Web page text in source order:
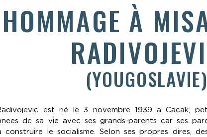
HOMMAGE À
(YOUGOSLAVIE)
est né le 3 novembre 1939 a Cacak,
de sa vie avec ses grands-parents car ses
le socialisme. Selon ses propres dires,